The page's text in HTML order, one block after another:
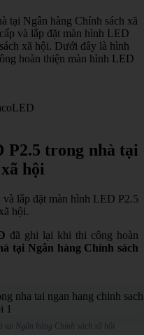
tại Ngân hàng Chính sách xã
và lắp đặt màn hình LED
xã hội. Dưới đây là hình
hoàn thiện màn hình LED
trong nhà tại
hội
và lắp đặt màn hình LED P2.5
hội.
đã ghi lại khi thi công hoàn
tại Ngân hàng Chính sách
Ngân hàng Chính sách xã hội